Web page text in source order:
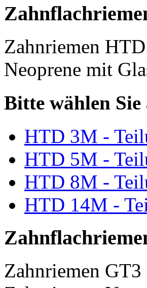
Zahnriemen
Neoprene mit
Bitte wählen Sie
HTD 3M -
HTD 5M -
HTD 8M -
HTD 14M -
Zahnriemen